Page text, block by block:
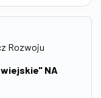
Rozwoju
NA